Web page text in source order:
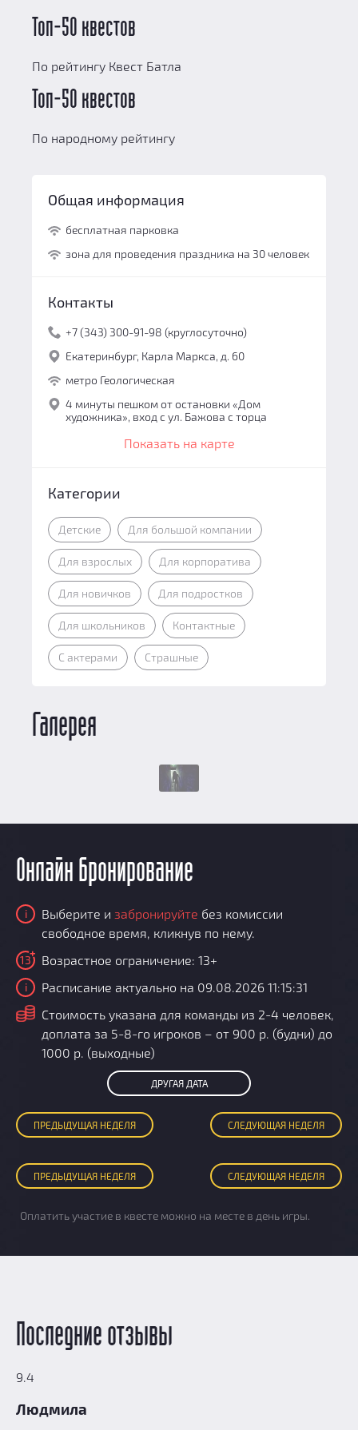
Топ-50 квестов
По рейтингу Квест Батла
Топ-50 квестов
По народному рейтингу
Общая информация
бесплатная парковка
зона для проведения праздника на 30 человек
Контакты
+7 (343) 300-91-98 (круглосуточно)
Екатеринбург, Карла Маркса, д. 60
метро Геологическая
4 минуты пешком от остановки «Дом
художника», вход с ул. Бажова с торца
Показать на карте
Категории
Детские Для большой компании
Для взрослых Для корпоратива
Для новичков Для подростков
Для школьников Контактные
С актерами Страшные
Галерея
Онлайн бронирование
i Выберите и забронируйте без комиссии
свободное время, кликнув по нему.
13 Возрастное ограничение: 13+
i Расписание актуально на 09.08.2026 11:15:31
i
Стоимость указана для команды из 2-4 человек,
доплата за 5-8-го игроков – от 900 р. (будни) до
1000 р. (выходные)
ДРУГАЯ ДАТА
ПРЕДЫДУЩАЯ НЕДЕЛЯ СЛЕДУЮЩАЯ НЕДЕЛЯ
ПРЕДЫДУЩАЯ НЕДЕЛЯ СЛЕДУЮЩАЯ НЕДЕЛЯ
Оплатить участие в квесте можно на месте в день игры.
Последние отзывы
9.4
Людмила